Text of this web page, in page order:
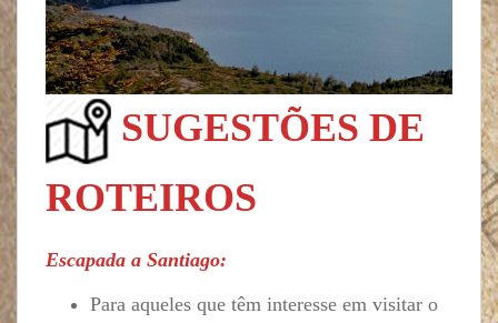
SUGESTÕES DE
ROTEIROS
Escapada a Santiago:
Para aqueles que têm interesse em visitar o